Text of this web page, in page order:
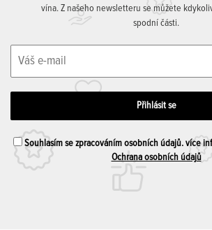
vína. Z našeho newsletteru se můžete
spodní části.
Souhlasím se zpracováním osobních údajů. více
Ochrana osobních údajů